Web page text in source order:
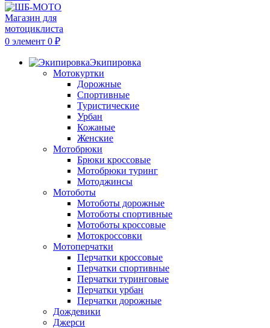
0 элемент 0 ₽
Экипировка
Мотокуртки
Дорожные
Спортивные
Туристические
Урбан
Кожаные
Женские
Мотобрюки
Брюки кроссовые
Мотобрюки туринг
Мотоджинсы
Мотоботы
Мотоботы дорожные
Мотоботы спортивные
Мотоботы кроссовые
Мотокроссовки
Мотоперчатки
Перчатки кроссовые
Перчатки спортивные
Перчатки туринговые
Перчатки урбан
Перчатки дорожные
Дождевики
Джерси